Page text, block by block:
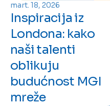
mart. 18, 2026
Inspiracija iz
Londona: kako
naši talenti
oblikuju
budućnost MGI
mreže